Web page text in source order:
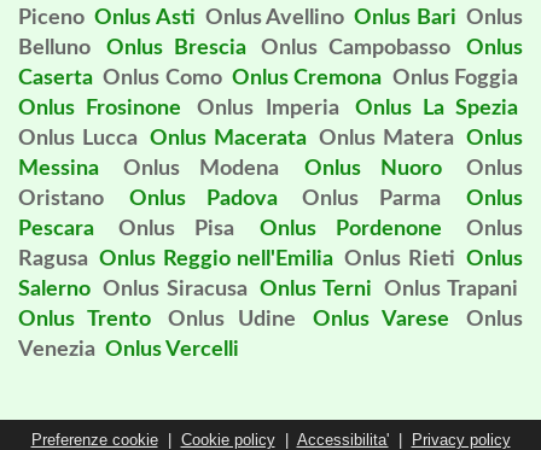
Piceno Onlus Asti Onlus Avellino Onlus Bari Onlus
Belluno
Onlus Brescia Onlus Campobasso
Onlus
Caserta Onlus Como Onlus Cremona Onlus Foggia
Onlus Frosinone
Onlus Imperia
Onlus La Spezia
Onlus Lucca
Onlus Macerata Onlus Matera
Onlus
Messina
Onlus Modena Onlus Nuoro
Onlus
Oristano
Onlus Padova Onlus Parma
Onlus
Pescara
Onlus Pisa Onlus Pordenone
Onlus
Ragusa Onlus Reggio nell'Emilia Onlus Rieti Onlus
Salerno Onlus Siracusa Onlus Terni
Onlus Trapani
Onlus Trento
Onlus Udine Onlus Varese
Onlus
Venezia Onlus Vercelli
Preferenze cookie| Cookie policy| Accessibilita'| Privacy policy